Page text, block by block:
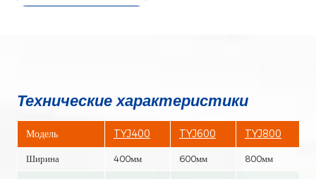
Технические характеристики
Модель TYJ400 TYJ600 TYJ800
Ширина 400мм 600мм 800мм